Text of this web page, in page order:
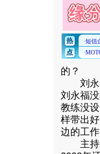
的？
刘永福
刘永福
教练没
样带出
边的工作
主持人